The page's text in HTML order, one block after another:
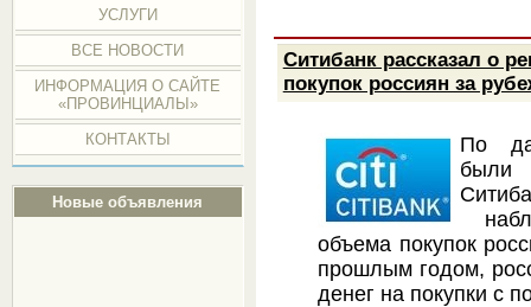
УСЛУГИ
ВСЕ НОВОСТИ
ИНФОРМАЦИЯ О САЙТЕ
«ПРОВИНЦИАЛЫ»
КОНТАКТЫ
Новые объявления
Ситибанк рассказал о
покупок россиян за
По
были
объема покупок
прошлым годом,
денег на покупки с